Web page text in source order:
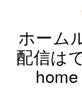
ホーム
配信は